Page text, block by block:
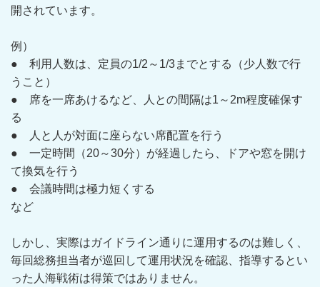
開されています。
例）
● 利用人数は、定員の1/2～1/3までとする（少人数で行
うこと）
● 席を一席あけるなど、人との間隔は1～2m程度確保す
る
● 人と人が対面に座らない席配置を行う
● 一定時間（20～30分）が経過したら、ドアや窓を開け
て換気を行う
● 会議時間は極力短くする
など
しかし、実際はガイドライン通りに運用するのは難しく、
毎回総務担当者が巡回して運用状況を確認、指導するとい
った人海戦術は得策ではありません。